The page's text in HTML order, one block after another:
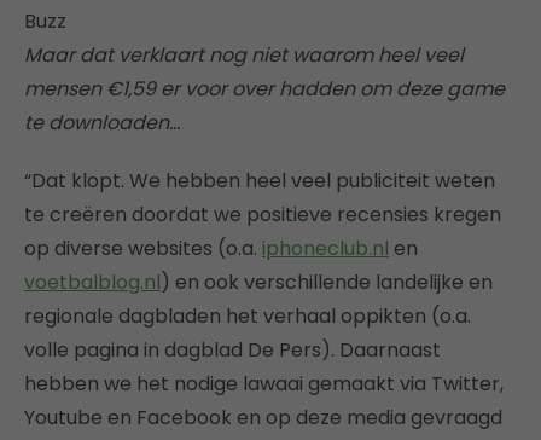
Buzz
Maar dat verklaart nog niet waarom heel veel
mensen €1,59 er voor over hadden om deze game
te downloaden…
“Dat klopt. We hebben heel veel publiciteit weten
te creëren doordat we positieve recensies kregen
op diverse websites (o.a. iphoneclub.nl en
voetbalblog.nl) en ook verschillende landelijke en
regionale dagbladen het verhaal oppikten (o.a.
volle pagina in dagblad De Pers). Daarnaast
hebben we het nodige lawaai gemaakt via Twitter,
Youtube en Facebook en op deze media gevraagd